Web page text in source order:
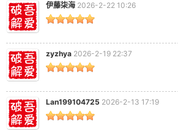
解
伊藤柒海 2026-2-22 10:26
zyzhya 2026-2-19 22:37
Lan199104725 2026-2-13 17:19